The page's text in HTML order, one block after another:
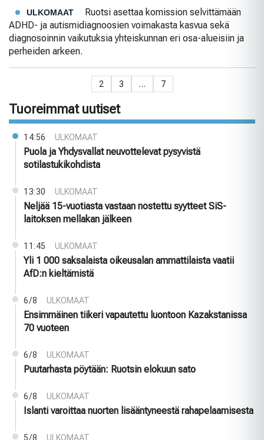
ULKOMAAT
Ruotsi asettaa komission selvittämään
ADHD- ja autismidiagnoosien voimakasta kasvua sekä
diagnosoinnin vaikutuksia yhteiskunnan eri osa-alueisiin ja
perheiden arkeen.
2 3 … 7
Tuoreimmat uutiset
14:56 ULKOMAAT
Puola ja Yhdysvallat neuvottelevat pysyvistä
sotilastukikohdista
13:30 ULKOMAAT
Neljää 15-vuotiasta vastaan nostettu syytteet SiS-
laitoksen mellakan jälkeen
11:45 ULKOMAAT
Yli 1 000 saksalaista oikeusalan ammattilaista vaatii
AfD:n kieltämistä
6/8 ULKOMAAT
Ensimmäinen tiikeri vapautettu luontoon Kazakstanissa
70 vuoteen
6/8 ULKOMAAT
Puutarhasta pöytään: Ruotsin elokuun sato
6/8 ULKOMAAT
Islanti varoittaa nuorten lisääntyneestä rahapelaamisesta
5/8 ULKOMAAT